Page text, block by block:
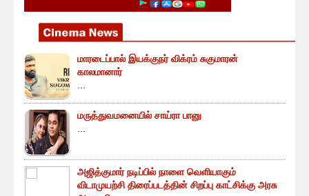
மாரடைப்பால் இயக்குநர் விக்ரம் சுகுமாரன்
காலமானார்
...
மருத்துவமனையில் சாய்ரா பானு
...
அஜித்குமார் நடிப்பில் நாளை வெளியாகும்
விடாமுயற்சி திரைப்படத்தின் சிறப்பு காட்சிக்கு அரசு